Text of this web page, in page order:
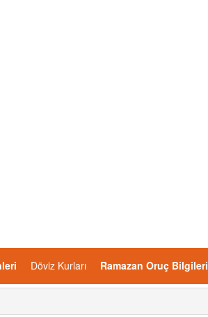
Döviz Kurları Ramazan Oruç Bilgileri